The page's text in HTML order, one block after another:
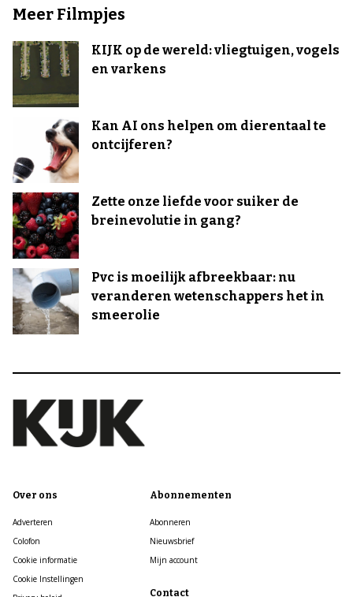
Meer Filmpjes
KIJK op de wereld: vliegtuigen, vogels
en varkens
Kan AI ons helpen om dierentaal te
ontcijferen?
Zette onze liefde voor suiker de
breinevolutie in gang?
Pvc is moeilijk afbreekbaar: nu
veranderen wetenschappers het in
smeerolie
Over ons
Adverteren
Colofon
Cookie informatie
Cookie Instellingen
Abonnementen
Abonneren
Nieuwsbrief
Mijn account
Contact